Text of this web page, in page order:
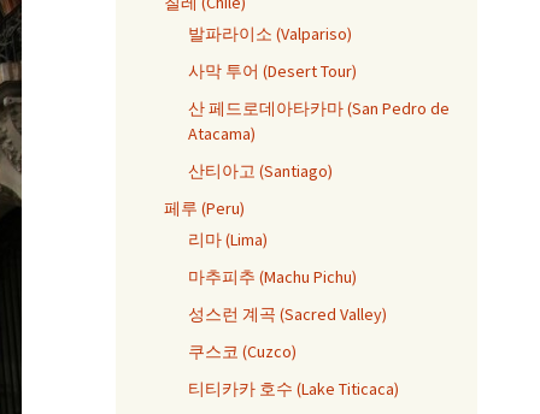
발파라이소 (Valpariso)
사막 투어 (Desert Tour)
산 페드로데아타카마 (San Pedro de
Atacama)
산티아고 (Santiago)
페루 (Peru)
리마 (Lima)
마추피추 (Machu Pichu)
성스런 계곡 (Sacred Valley)
쿠스코 (Cuzco)
티티카카 호수 (Lake Titicaca)